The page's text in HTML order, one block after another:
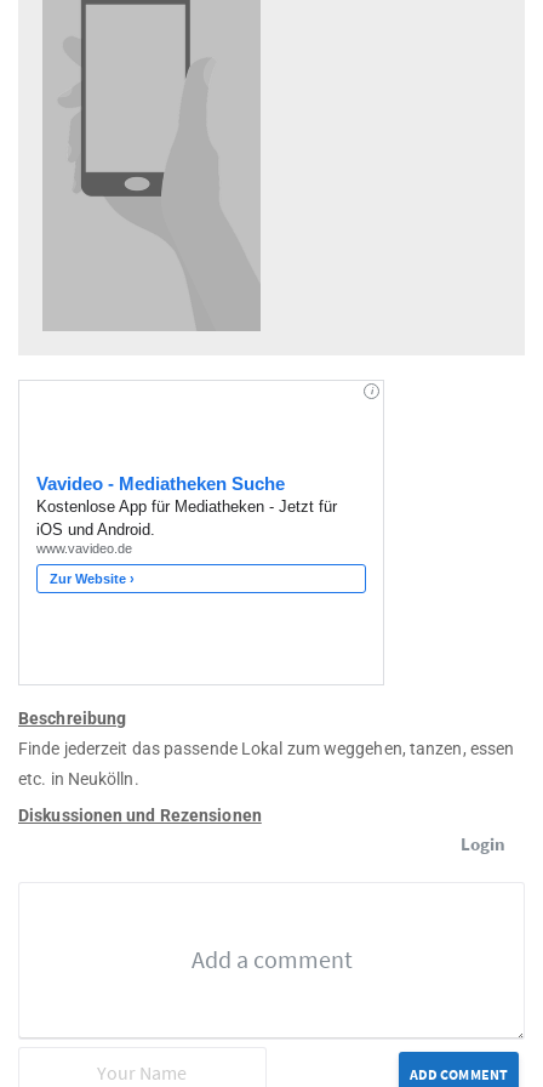
Beschreibung
Finde jederzeit das passende Lokal zum weggehen, tanzen, essen
etc. in Neukölln.
Diskussionen und Rezensionen
Login
ADD COMMENT